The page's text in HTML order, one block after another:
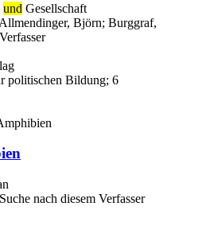
und Gesellschaft
Allmendinger, Björn; Burggraf,
politischen Bildung; 6
Suche nach diesem Verfasser